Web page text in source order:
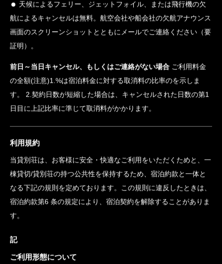
キャンセル料が発生いたします。
予約日〜15日前までのキャンセル ご利用料金の10%
14日前〜8日前までのキャンセル ご利用料金の30％
画面のスクリーンショットとともにメールでご連絡ください（要
証明）。
前日～当日キャンセル、もしくはご連絡がない場合 ご利用料金
の全額(注意)1.%は宿泊料金に対する取消料の比率のを示しま
す。 2.契約日数が短縮した場合は、キャンセルされた日数の第1
日目に上記比率に準じて取消料がかかります。
利用規約
当貸別荘は、お客様に安全・快適なご利用をいただくためと、一